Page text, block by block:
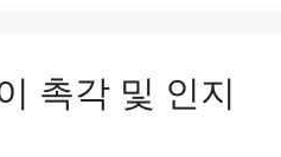
촉각 및 인지